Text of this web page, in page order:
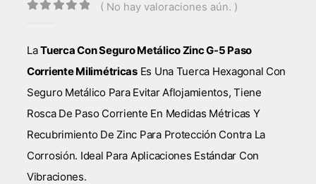
( No hay valoraciones aún. )
LaTuerca Con Seguro Metálico Zinc G-5 Paso
Corriente MilimétricasEs Una Tuerca Hexagonal Con
Seguro Metálico Para Evitar Aflojamientos, Tiene
Rosca De Paso Corriente En Medidas Métricas Y
Recubrimiento De Zinc Para Protección Contra La
Corrosión. Ideal Para Aplicaciones Estándar Con
Vibraciones.